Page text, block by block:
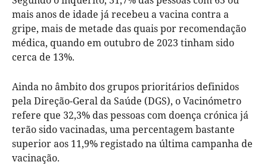
mais anos de idade já recebeu a vacina contra a
gripe, mais de metade das quais por recomendação
médica, quando em outubro de 2023 tinham sido
cerca de 13%.
Ainda no âmbito dos grupos prioritários definidos
pela Direção-Geral da Saúde (DGS), o Vacinómetro
refere que 32,3% das pessoas com doença crónica já
terão sido vacinadas, uma percentagem bastante
superior aos 11,9% registado na última campanha de
vacinação.